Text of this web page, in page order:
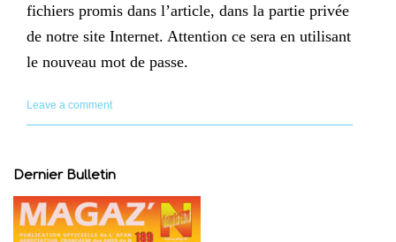
fichiers promis dans l’article, dans la partie privée
de notre site Internet. Attention ce sera en utilisant
le nouveau mot de passe.
Leave a comment
Dernier Bulletin